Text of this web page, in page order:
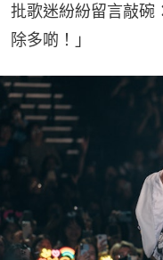
批歌迷紛紛留言敲碗
除多啲！」